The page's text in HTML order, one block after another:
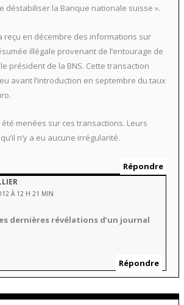
déstabiliser la Banque nationale suisse ».
reçu en décembre des informations sur
illégale provenant de l’entourage de
président de la BNS. Cette transaction
avant l’introduction en septembre du taux
menées sur ces transactions. Leurs
n’y a eu aucune irrégularité.
Répondre
À 12 H 21 MIN
dernières révélations d’un journal
Répondre